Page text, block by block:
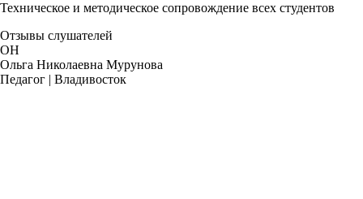
Техническое и методическое сопровождение всех студентов
Отзывы слушателей
ОН
Ольга Николаевна Мурунова
Педагог | Владивосток